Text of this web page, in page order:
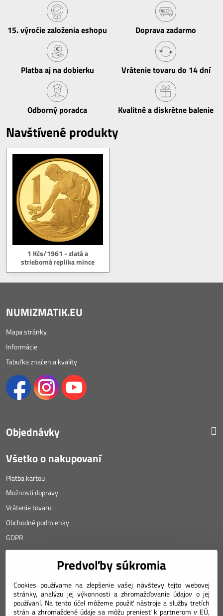
15​. výročie založenia eshopu Doprava zadarmo
Platba aj na dobierku Vrátenie tovaru do 14 dní
Odborný poradca Kvalitné a diskrétne balenie
Navštívené produkty
1 Kčs/1961 - zlatá a
strieborná replika mince
NUMIZMATIK.EU
Mapa stránky
Informácie
Tabuľka značenia kvality
Objednávky
Všetko o nakupovaní
Platba kartou
Možnosti dopravy
Vrátenie tovaru
Obchodné podmienky
GDPR
Angyalova 461/75
967 01 Kremnica
SLOVAKIA
Predvoľby súkromia
Cookies používame na zlepšenie vašej návštevy tejto webovej
stránky, analýzu jej výkonnosti a zhromažďovanie údajov o jej
používaní. Na tento účel môžeme použiť nástroje a služby tretích
strán a zhromaždené údaje sa môžu preniesť k partnerom v EÚ,